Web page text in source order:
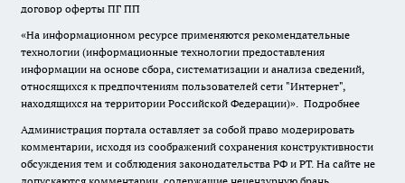
договор оферты ПГ ПП
«На информационном ресурсе применяются рекомендательные
технологии (информационные технологии предоставления
информации на основе сбора, систематизации и анализа сведений,
относящихся к предпочтениям пользователей сети "Интернет",
находящихся на территории Российской Федерации)». Подробнее
Администрация портала оставляет за собой право модерировать
комментарии, исходя из соображений сохранения конструктивности
обсуждения тем и соблюдения законодательства РФ и РТ. На сайте не